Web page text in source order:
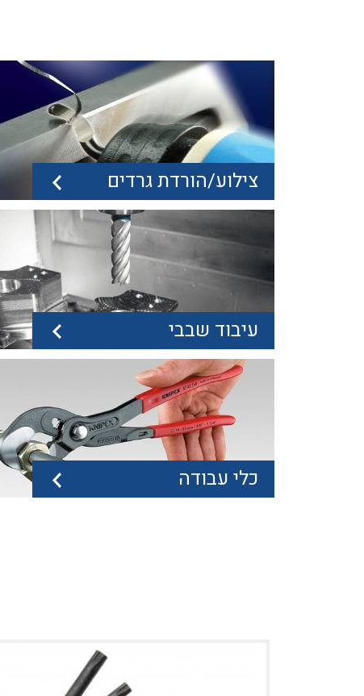
צילוע/הורדת גרדים
צילוע/הורדת גרדים
נוגה כלים הינה המפיץ הבלעדי בישראל מיום הקמתה
עבור כלי הצילוע והורדת...
עיבוד שבבי
עיבוד שבבי
כלי עבודה
פרק נרחב מאוד, העוסק בתחום של כלי סימון